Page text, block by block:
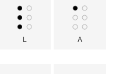
L A